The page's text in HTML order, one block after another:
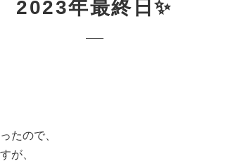
2023年最終日✨
たので、
が、